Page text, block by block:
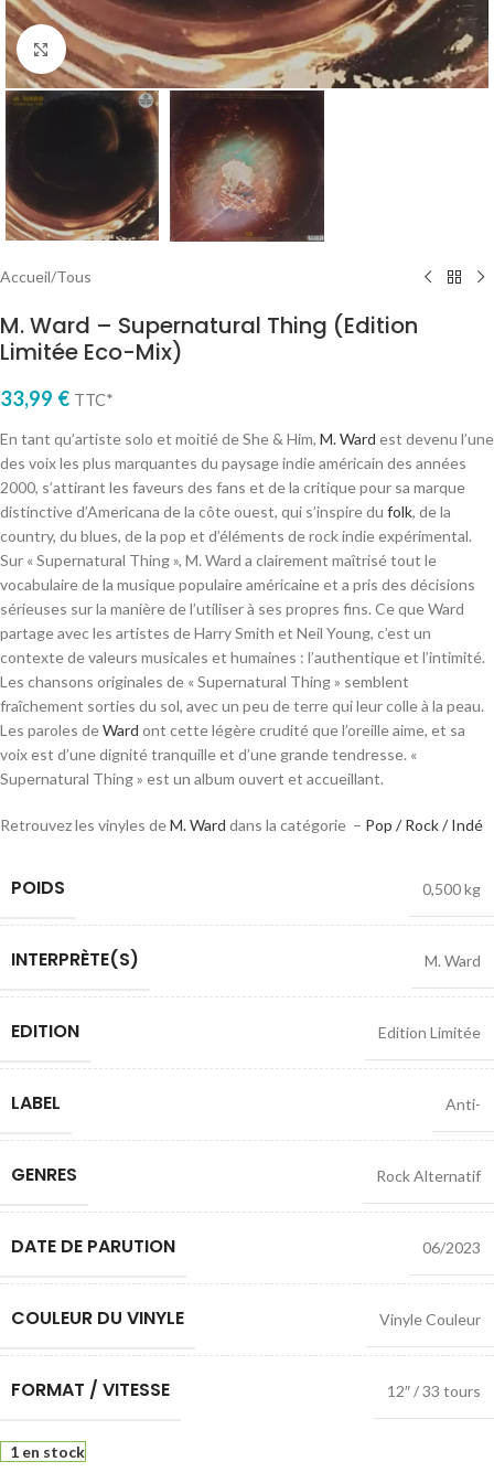
Cliquez pour agrandir
Accueil/Tous
M. Ward – Supernatural Thing (Edition
Limitée Eco-Mix)
33,99 € TTC*
En tant qu’artiste solo et moitié de She & Him, M. Ward est devenu l’une
des voix les plus marquantes du paysage indie américain des années
2000, s’attirant les faveurs des fans et de la critique pour sa marque
distinctive d’Americana de la côte ouest, qui s’inspire du folk, de la
country, du blues, de la pop et d’éléments de rock indie expérimental.
Sur « Supernatural Thing », M. Ward a clairement maîtrisé tout le
vocabulaire de la musique populaire américaine et a pris des décisions
sérieuses sur la manière de l’utiliser à ses propres fins. Ce que Ward
partage avec les artistes de Harry Smith et Neil Young, c’est un
contexte de valeurs musicales et humaines : l’authentique et l’intimité.
Les chansons originales de « Supernatural Thing » semblent
fraîchement sorties du sol, avec un peu de terre qui leur colle à la peau.
Les paroles deWard ont cette légère crudité que l’oreille aime, et sa
voix est d’une dignité tranquille et d’une grande tendresse. «
Supernatural Thing » est un album ouvert et accueillant.
Retrouvez les vinyles deM. Ward dans la catégorie – Pop / Rock / Indé
POIDS 0,500 kg
INTERPRÈTE(S) M. Ward
EDITION Edition Limitée
LABEL Anti-
GENRES Rock Alternatif
DATE DE PARUTION 06/2023
COULEUR DU VINYLE Vinyle Couleur
FORMAT / VITESSE 12″ / 33 tours
1 en stock